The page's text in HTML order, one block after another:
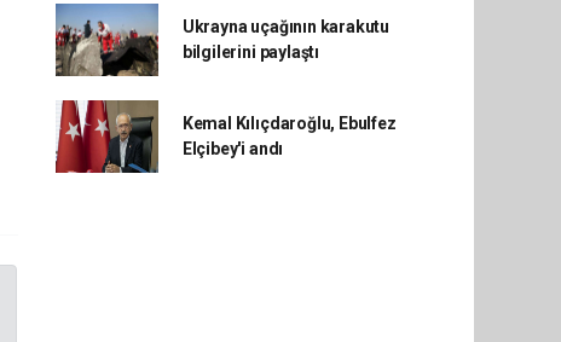
Ukrayna uçağının karakutu
bilgilerini paylaştı
Kemal Kılıçdaroğlu, Ebulfez
Elçibey'i andı